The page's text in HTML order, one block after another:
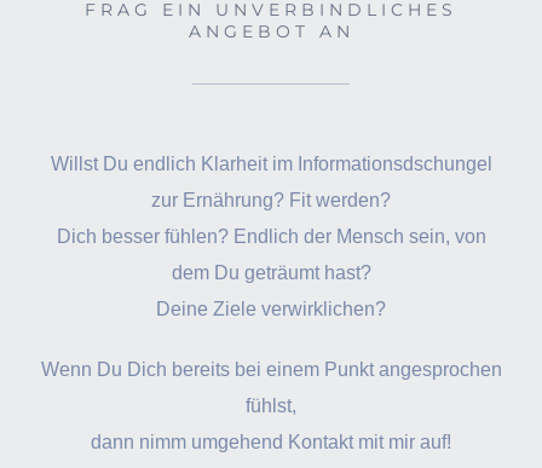
FRAG EIN UNVERBINDLICHES
ANGEBOT AN
Willst Du endlich Klarheit im Informationsdschungel
zur Ernährung? Fit werden?
Dich besser fühlen? Endlich der Mensch sein, von
dem Du geträumt hast?
Deine Ziele verwirklichen?
Wenn Du Dich bereits bei einem Punkt angesprochen
fühlst,
dann nimm umgehend Kontakt mit mir auf!